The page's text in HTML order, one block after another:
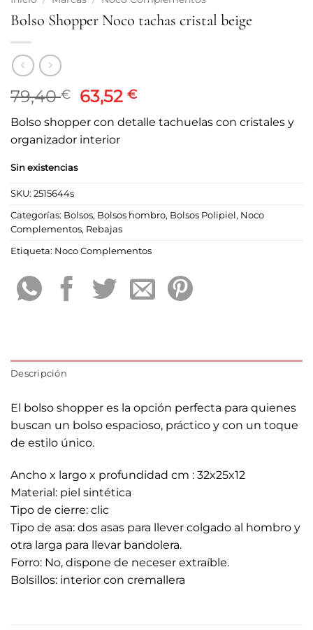
Bolso Shopper Noco tachas cristal beige
79,40€
El
original
era:
63,52€El
actual
Bolso shopper con detalle tachuelas con cristales y
organizador interior
Sin existencias
SKU: 2515644s
Categorías: Bolsos, Bolsos hombro, Bolsos Polipiel, Noco
Complementos, Rebajas
Etiqueta: Noco Complementos
Descripción
El bolso shopper es la opción perfecta para quienes
buscan un bolso espacioso, práctico y con un toque
de estilo único.
Ancho x largo x profundidad cm : 32x25x12
Material: piel sintética
Tipo de cierre: clic
Tipo de asa: dos asas para llever colgado al hombro y
otra larga para llevar bandolera.
Forro: No, dispone de neceser extraíble.
Bolsillos: interior con cremallera